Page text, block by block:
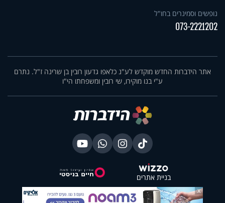
נופשים וסמינרים בחו"ל
073-2221202
אתר הידברות החדש מוקדש לע"נ כלאפו גדעון רובין בן שרינה ז"ל. נתרם
ע"י בנו מוקירו, שי רובין ומשפחתו הי"ו
בניית אתרים
X